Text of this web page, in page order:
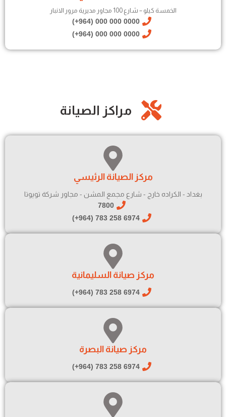
الخمسة كيلو – شارع 100 مجاور مديرية مرور الانبار
0000 000 000 (964+)
0000 000 000 (964+)
مراكز الصيانة
مركز الصيانة الرئيسي
بغداد - الكراده خارج - شارع مجمع المشن - مجاور شركة تويوتا
7800
6974 258 783 (964+)
مركز صيانة السليمانية
6974 258 783 (964+)
مركز صيانة البصرة
6974 258 783 (964+)